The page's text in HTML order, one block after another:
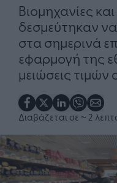
Βιομηχανίες
δεσμεύτηκαν
στα σημερινά
εφαρμογή της
μειώσεις τιμών
Διαβάζεται σε ~ 2